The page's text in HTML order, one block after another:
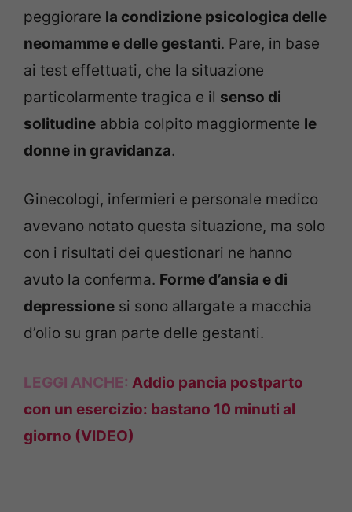
peggiorare la condizione psicologica delle
neomamme e delle gestanti. Pare, in base
ai test effettuati, che la situazione
particolarmente tragica e il senso di
solitudine abbia colpito maggiormente le
donne in gravidanza.
Ginecologi, infermieri e personale medico
avevano notato questa situazione, ma solo
con i risultati dei questionari ne hanno
avuto la conferma. Forme d’ansia e di
depressione si sono allargate a macchia
d’olio su gran parte delle gestanti.
LEGGI ANCHE: Addio pancia postparto
con un esercizio: bastano 10 minuti al
giorno (VIDEO)